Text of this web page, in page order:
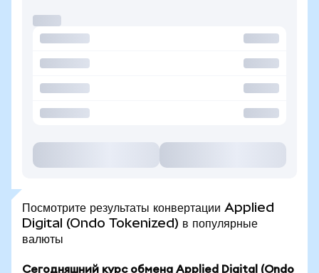
Посмотрите результаты конвертации Applied
Digital (Ondo Tokenized) в популярные
валюты
Сегодняшний курс обмена Applied Digital (Ondo